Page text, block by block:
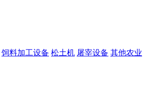
饲料加工设备 松土机 屠宰设备 其他农业